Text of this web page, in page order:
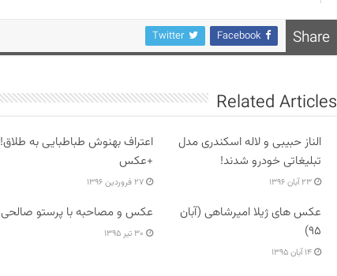
Share
Facebook
Twitter
Related Articles
الناز حبیبی و لاله اسکندری مدل
تبلیغاتی خودرو شدند!
۲۳ آبان ۱۳۹۶
اعتراف بهنوش طباطبایی به طلاق!
+عکس
۲۷ فروردین ۱۳۹۶
عکس های ژیلا امیرشاهی (آبان
۹۵)
۱۴ آبان ۱۳۹۵
عکس و مصاحبه با پرستو صالحی
۳۰ تیر ۱۳۹۵